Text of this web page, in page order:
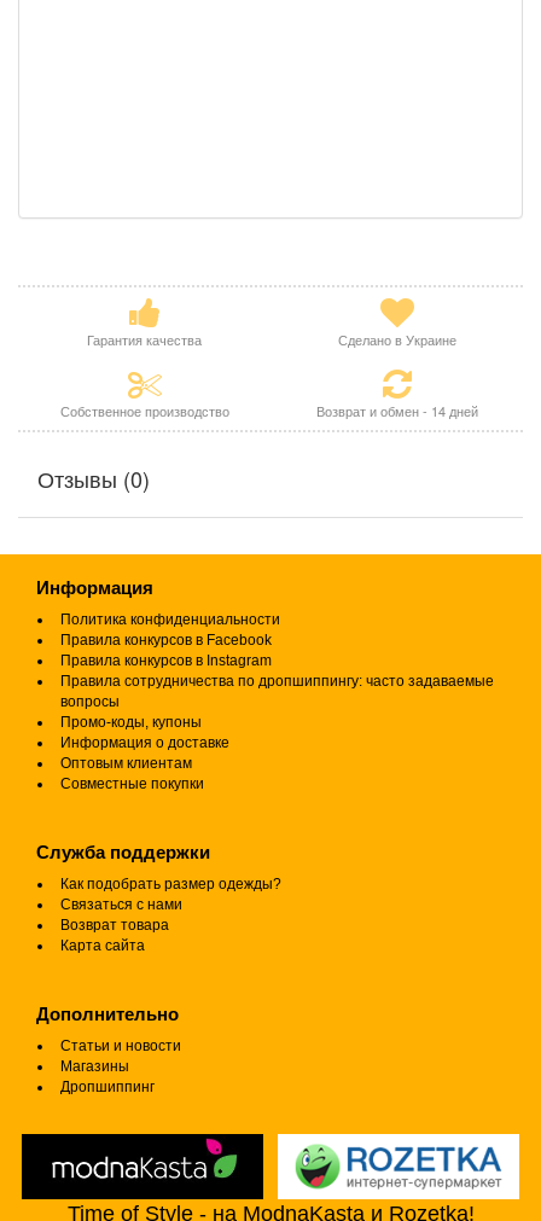
Гарантия качества Сделано в Украине
Собственное производство Возврат и обмен - 14 дней
Отзывы (0)
Информация
Политика конфиденциальности
Правила конкурсов в Facebook
Правила конкурсов в Instagram
Правила сотрудничества по дропшиппингу: часто задаваемые
вопросы
Промо-коды, купоны
Информация о доставке
Оптовым клиентам
Совместные покупки
Служба поддержки
Как подобрать размер одежды?
Связаться с нами
Возврат товара
Карта сайта
Дополнительно
Статьи и новости
Магазины
Дропшиппинг
Time of Style - на ModnaKasta и Rozetka!